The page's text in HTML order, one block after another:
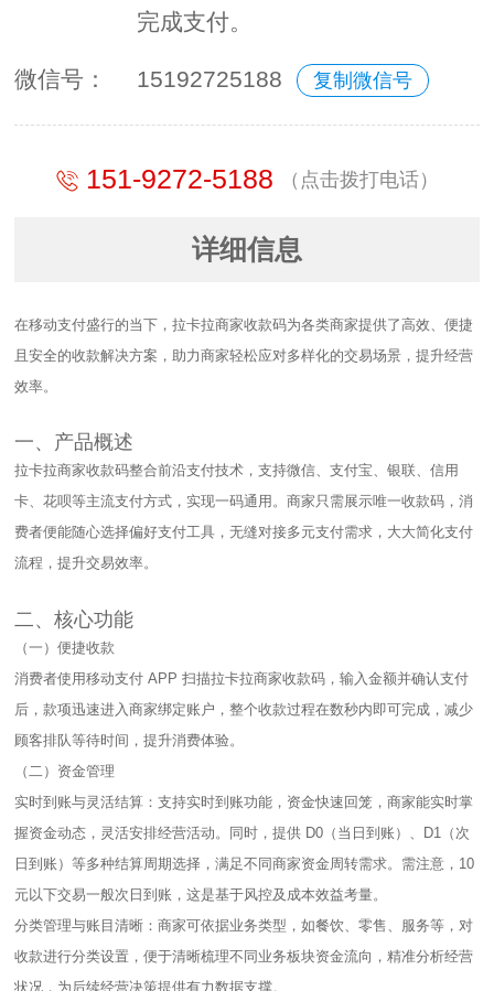
完成支付。
微信号： 15192725188 复制微信号
151-9272-5188 （点击拨打电话）
详细信息
在移动支付盛行的当下，拉卡拉商家收款码为各类商家提供了高效、便捷
且安全的收款解决方案，助力商家轻松应对多样化的交易场景，提升经营
效率。​
一、产品概述​
拉卡拉商家收款码整合前沿支付技术，支持微信、支付宝、银联、信用
卡、花呗等主流支付方式，实现一码通用。商家只需展示唯一收款码，消
费者便能随心选择偏好支付工具，无缝对接多元支付需求，大大简化支付
流程，提升交易效率。​
二、核心功能​
（一）便捷收款​
消费者使用移动支付 APP 扫描拉卡拉商家收款码，输入金额并确认支付
后，款项迅速进入商家绑定账户，整个收款过程在数秒内即可完成，减少
顾客排队等待时间，提升消费体验。​
（二）资金管理​
实时到账与灵活结算：支持实时到账功能，资金快速回笼，商家能实时掌
握资金动态，灵活安排经营活动。同时，提供 D0（当日到账）、D1（次
日到账）等多种结算周期选择，满足不同商家资金周转需求。需注意，10
元以下交易一般次日到账，这是基于风控及成本效益考量。​
分类管理与账目清晰：商家可依据业务类型，如餐饮、零售、服务等，对
收款进行分类设置，便于清晰梳理不同业务板块资金流向，精准分析经营
状况，为后续经营决策提供有力数据支撑。​